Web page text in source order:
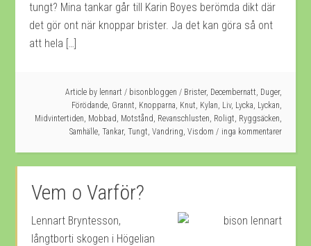
tungt? Mina tankar går till Karin Boyes berömda dikt där
det gör ont när knoppar brister. Ja det kan göra så ont
att hela […]
Article by lennart / bisonbloggen / Brister, Decembernatt, Duger,
Förödande, Grannt, Knopparna, Knut, Kylan, Liv, Lycka, Lyckan,
Midvintertiden, Mobbad, Motstånd, Revanschlusten, Roligt, Ryggsäcken,
Samhälle, Tankar, Tungt, Vandring, Visdom inga kommentarer
Vem o Varför?
Lennart Bryntesson,
långtborti skogen i Högelian